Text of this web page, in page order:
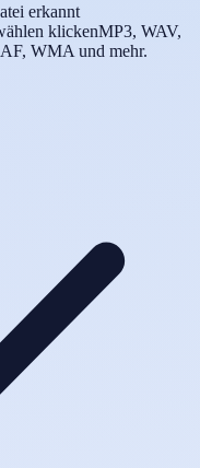
erkannt
klickenMP3, WAV,
WMA und mehr.